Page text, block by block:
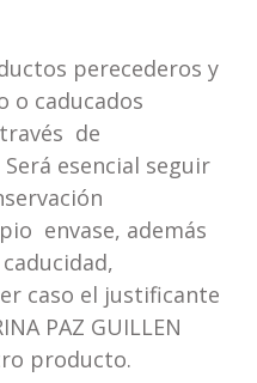
perecederos y
o caducados
de
Será esencial seguir
envase, además
caso el justificante
PAZ GUILLEN
producto.